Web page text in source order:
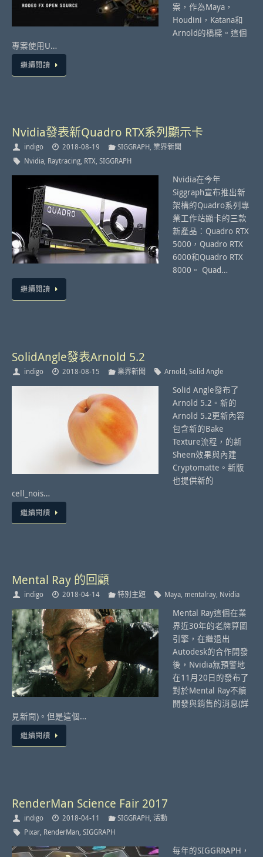
案，作為Maya，
Houdini，Katana和
Arnold的橋樑。這個
專案使用U…
繼續閱讀
Nvidia發表新Quadro RTX系列顯示卡
indigo 2018-08-19 SIGGRAPH, 業界新聞
Nvidia, Raytracing, RTX, SIGGRAPH
Nvidia在今年
Siggraph宣布推出新
架構的Quadro系列專
業工作站顯卡的三款
新產品：Quadro RTX
5000，Quadro RTX
6000和Quadro RTX
8000。 Quad…
繼續閱讀
SolidAngle發表Arnold 5.2
indigo 2018-08-15 業界新聞 Arnold,Solid Angle
Solid Angle發布了
Arnold 5.2。新的
Arnold 5.2更新內容
包含新的Bake
Texture流程，的新
Sheen效果與內建
Cryptomatte。新版
也提供新的
cell_nois…
繼續閱讀
Mental Ray 的回顧
indigo 2018-04-14 特別主題 Maya, mentalray, Nvidia
Mental Ray這個在業
界近30年的老牌算圖
引擎，在繼退出
Autodesk的合作開發
後，Nvidia無預警地
在11月20日的發布了
對於Mental Ray不續
開發與銷售的消息(詳
見新聞)。但是這個…
繼續閱讀
RenderMan Science Fair 2017
indigo 2018-04-11 SIGGRAPH, 活動
Pixar, RenderMan, SIGGRAPH
每年的SIGGRRAPH，